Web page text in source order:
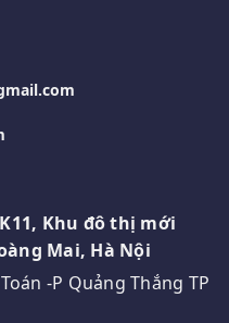
Khu đô thị mới
Mai, Hà Nội
-P Quảng Thắng TP